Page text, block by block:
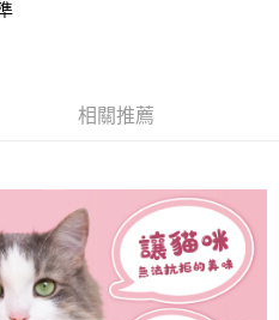
不需儲值。
」後，將跳轉至「AFTEE先享後付」
，即可完成結帳。
知簡訊。
此簡訊中的連結，可透過四大超商／
，方視為交易完成。
)免運費
門、馬祖、綠島）
告地區為主】
相關推薦